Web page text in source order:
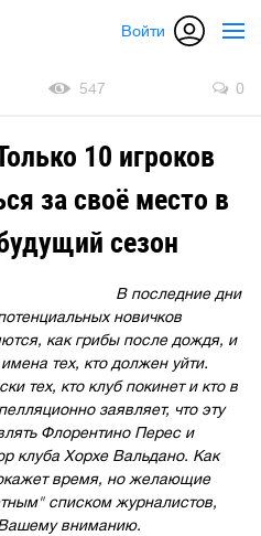
Войти
547 0
10 игроков
за своё место в
сезон
В последние дни
новичков
как грибы после дождя, и
тех, кто должен уйти.
тех, кто клуб покинет и кто в
заявляет, что эту
Флорентино Перес и
клуба Хорхе Вальдано. Как
время, но желающие
списком журналистов,
вниманию.